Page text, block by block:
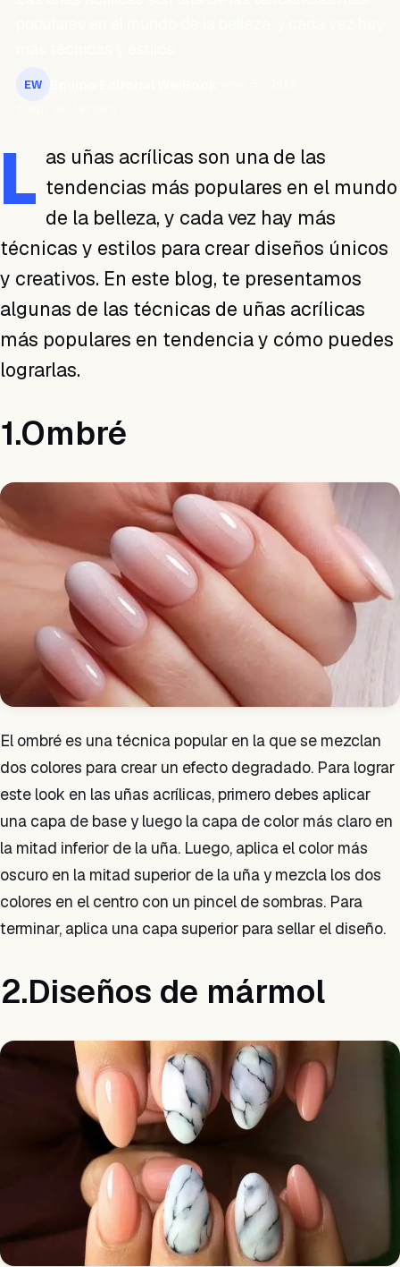
EW
L as uñas acrílicas son una de las
tendencias más populares en el mundo
de la belleza, y cada vez hay más
técnicas y estilos para crear diseños únicos
y creativos. En este blog, te presentamos
algunas de las técnicas de uñas acrílicas
más populares en tendencia y cómo puedes
lograrlas.
1.Ombré
El ombré es una técnica popular en la que se mezclan
dos colores para crear un efecto degradado. Para lograr
este look en las uñas acrílicas, primero debes aplicar
una capa de base y luego la capa de color más claro en
la mitad inferior de la uña. Luego, aplica el color más
oscuro en la mitad superior de la uña y mezcla los dos
colores en el centro con un pincel de sombras. Para
terminar, aplica una capa superior para sellar el diseño.
2.Diseños de mármol